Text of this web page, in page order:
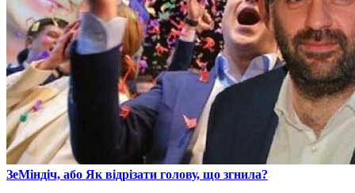
​ЗеМіндіч, або Як відрізати голову, що згнила?